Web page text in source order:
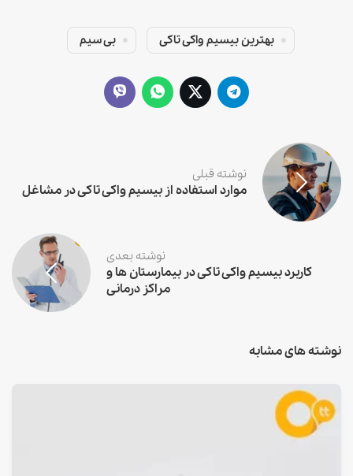
بهترین بیسیم واکی تاکی بی سیم
نوشته قبلی
موارد استفاده از بیسیم واکی تاکی در مشاغل
نوشته بعدی
کاربرد بیسیم واکی تاکی در بیمارستان ها و
مراکز درمانی
نوشته های مشابه